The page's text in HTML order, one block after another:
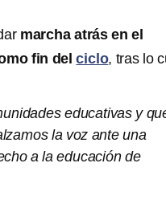
marcha atrás en el
fin delciclo, tras lo
educativas y
la voz ante una
a la educación de